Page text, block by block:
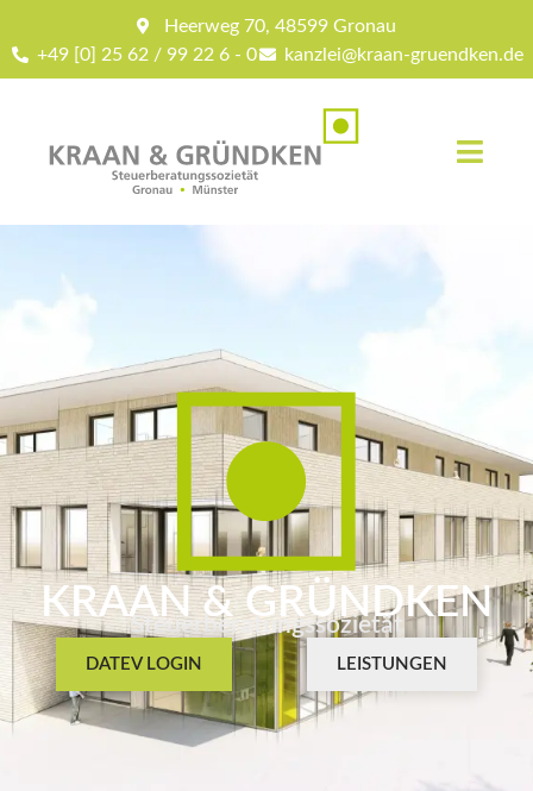
Heerweg 70, 48599 Gronau
+49 [0] 25 62 / 99 22 6 - 0
kanzlei@kraan-gruendken.de
KRAAN & GRÜNDKEN
Steuerberatungssozietät
DATEV LOGIN LEISTUNGEN